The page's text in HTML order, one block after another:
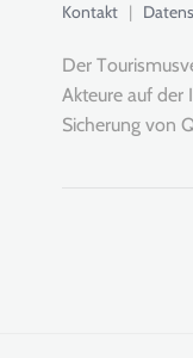
Kontakt |
Der
Akteure auf der
Sicherung von